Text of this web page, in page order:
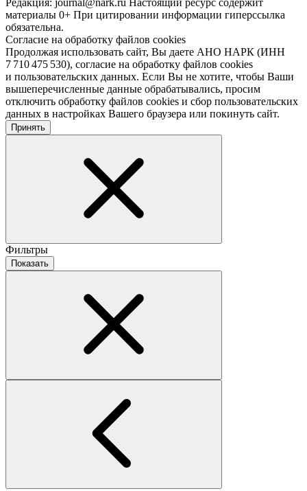
Редакция: journal@nark.ru Настоящий ресурс содержит
материалы 0+ При цитировании информации гиперссылка
обязательна.
Согласие на обработку файлов cookies
Продолжая использовать сайт, Вы даете АНО НАРК (ИНН
7 710 475 530), согласие на обработку файлов cookies
и пользовательских данных. Если Вы не хотите, чтобы Ваши
вышеперечисленные данные обрабатывались, просим
отключить обработку файлов cookies и сбор пользовательских
данных в настройках Вашего браузера или покинуть сайт.
Принять
Фильтры
Показать